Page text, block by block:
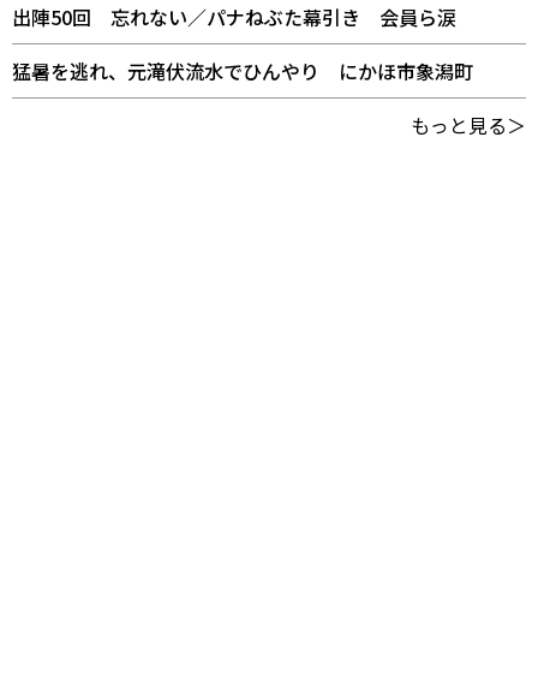
出陣50回 忘れない／パナねぶた幕引き 会員ら涙
猛暑を逃れ、元滝伏流水でひんやり にかほ市象潟町
もっと見る＞